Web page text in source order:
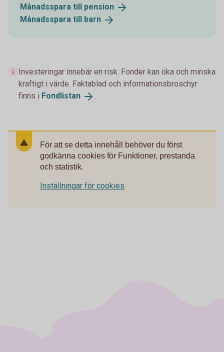
Månadsspara till pension
Månadsspara till barn
Investeringar innebär en risk. Fonder kan öka och minska
kraftigt i värde. Faktablad och informationsbroschyr
finns i Fondlistan .
För att se detta innehåll behöver du först
godkänna cookies för Funktioner, prestanda
och statistik.
Inställningar för cookies